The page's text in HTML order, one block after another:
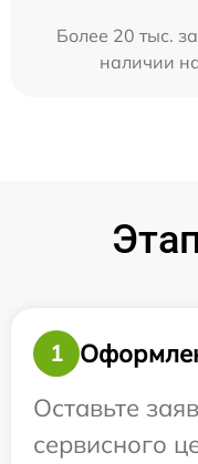
Более 20 тыс.
наличии
1
Оставьте
сервисного